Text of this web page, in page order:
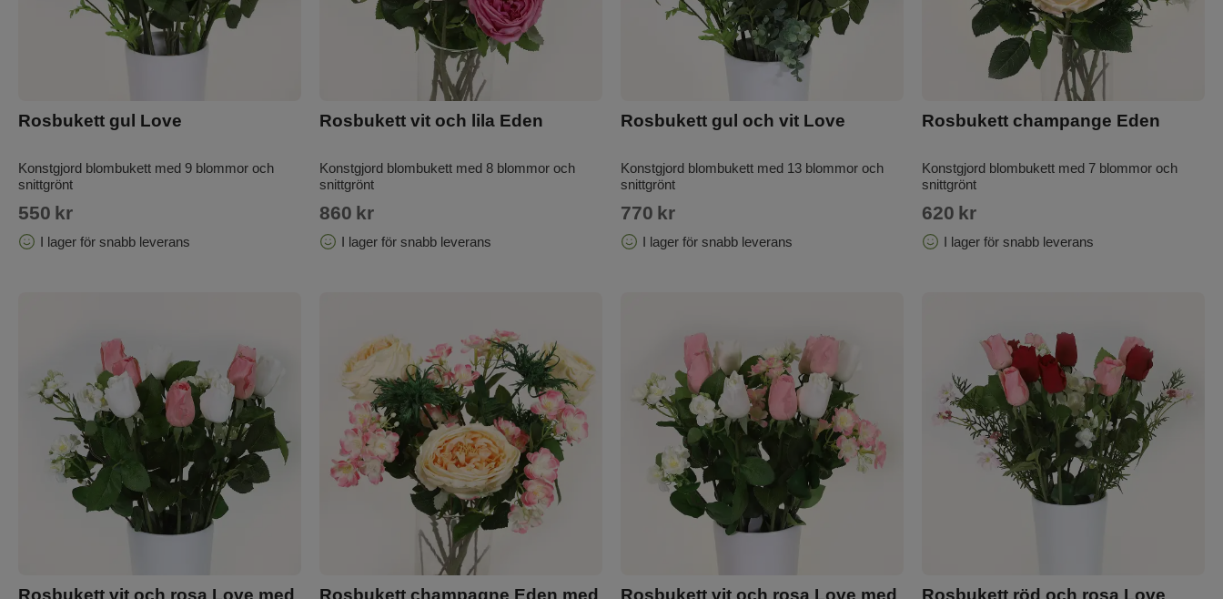
Rosbukett gul Love
Konstgjord blombukett med 9 blommor och
snittgrönt
550 kr
I lager för snabb leverans
Rosbukett vit och lila Eden
Konstgjord blombukett med 8 blommor och
snittgrönt
860 kr
I lager för snabb leverans
Rosbukett gul och vit Love
Konstgjord blombukett med 13 blommor och
snittgrönt
770 kr
I lager för snabb leverans
Rosbukett champange Eden
Konstgjord blombukett med 7 blommor och
snittgrönt
620 kr
I lager för snabb leverans
Rosbukett vit och rosa Love med Rosbukett champagne Eden med Rosbukett vit och rosa Love med Rosbukett röd och rosa Love